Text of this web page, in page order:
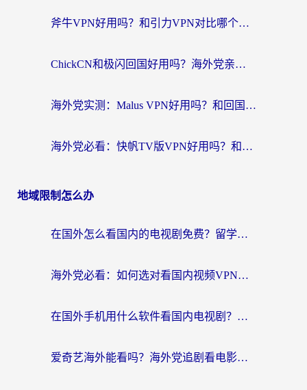
斧牛VPN好用吗？和引力VPN对比哪个回国效果更好？海外党亲测3款加速器+避坑指南
ChickCN和极闪回国好用吗？海外党亲测3款加速器，教你选对不踩坑
海外党实测：Malus VPN好用吗？和回国VPN对比哪个回国效果更好？附真实体验与加速器推荐
海外党必看：快帆TV版VPN好用吗？和豌豆IP VPN对比哪个回国效果更好？附真实体验与选择指南
地域限制怎么办
在国外怎么看国内的电视剧免费？留学生亲测有效的回国加速器选择指南
海外党必看：如何选对看国内视频VPN，轻松解决12123登录难题？
在国外手机用什么软件看国内电视剧？海外党亲测的实用指南
爱奇艺海外能看吗？海外党追剧看电影的终极回国加速器指南